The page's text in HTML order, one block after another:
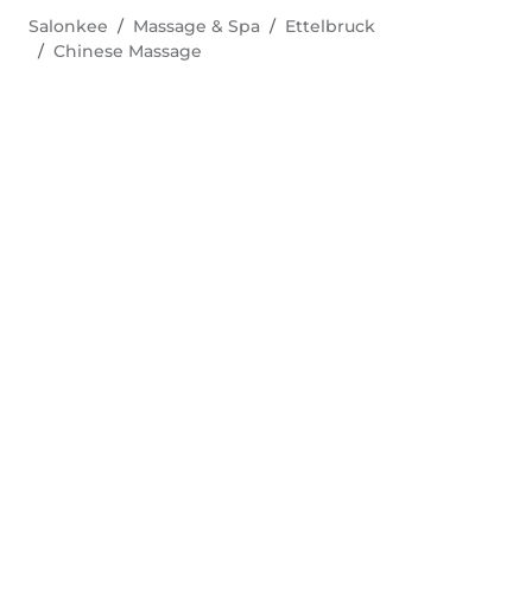
Salonkee Massage & Spa
Ettelbruck
Chinese Massage